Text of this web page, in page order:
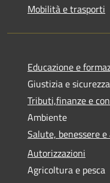
Mobilità e trasporti
Educazione e
Giustizia e
Tributi,finanze e
Ambiente
Salute, benessere
Autorizzazioni
Agricoltura e pesca